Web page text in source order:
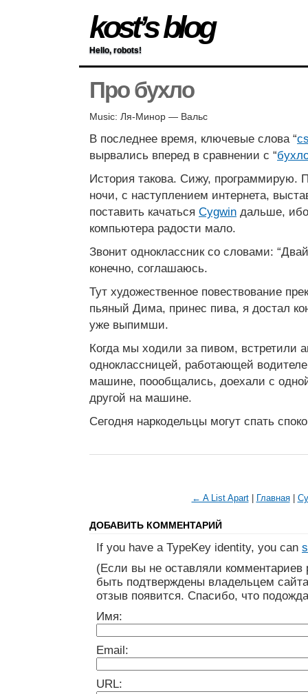
kost’s blog
Hello, robots!
Про бухло
Music: Ля-Минор — Вальс
В последнее время, ключевые слова “
вырвались вперед в сравнении с “
История такова. Сижу, программирую.
ночи, с наступлением интернета,
поставить качаться Cygwin дальше, ибо
компьютера радости мало.
Звонит одноклассник со словами:
конечно, соглашаюсь.
Тут художественное повествование
пьяный Дима, принес пива, я достал
уже выпимши.
Когда мы ходили за пивом, встретили
одноклассницей, работающей
машине, поообщались, доехали с
другой на машине.
Сегодня наркодельцы могут спать
← A List Apart| Главная|
ДОБАВИТЬ КОММЕНТАРИЙ
If you have a TypeKey identity, you can
(Если вы не оставляли
быть подтверждены владельцем
отзыв появится. Спасибо, что
Имя:
Email:
URL: